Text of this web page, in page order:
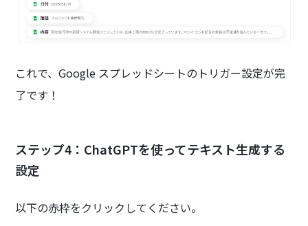
これで、Google スプレッドシートのトリガー設定が完
了です！
ステップ4：ChatGPTを使ってテキスト生成する
設定
以下の赤枠をクリックしてください。